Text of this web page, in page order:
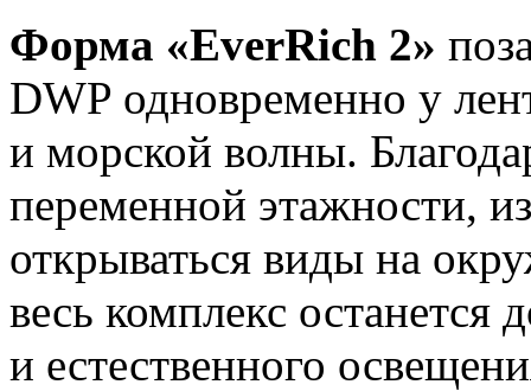
Форма «EverRich 2»
DWP одновременно у
и морской волны.
переменной этажности,
открываться виды на
весь комплекс останется
и естественного